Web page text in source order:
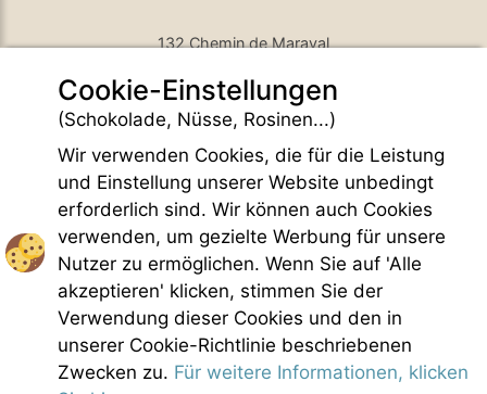
132 Chemin de Maraval
84410 Bedoin - France
GPS Latitude : 44.130661010742187
GPS Longitude : 5.1876931190490723
E-mail : belezy@libranoo.com
Tél : +33(0)4 90 65 60 18
France 4 Naturisme Newsletter
Anfrage Informationen
Handfest FKK-Leben
Gesetzliche Bedingungen
Allgemeine Verkaufsbedingungen
Bildnachweis
Kontakt
Cookie-Einstellungen
(Schokolade, Nüsse, Rosinen...)
Wir verwenden Cookies, die für die Leistung
und Einstellung unserer Website unbedingt
erforderlich sind. Wir können auch Cookies
verwenden, um gezielte Werbung für unsere
Nutzer zu ermöglichen. Wenn Sie auf 'Alle
akzeptieren' klicken, stimmen Sie der
Verwendung dieser Cookies und den in
unserer Cookie-Richtlinie beschriebenen
Zwecken zu. Für weitere Informationen, klicken